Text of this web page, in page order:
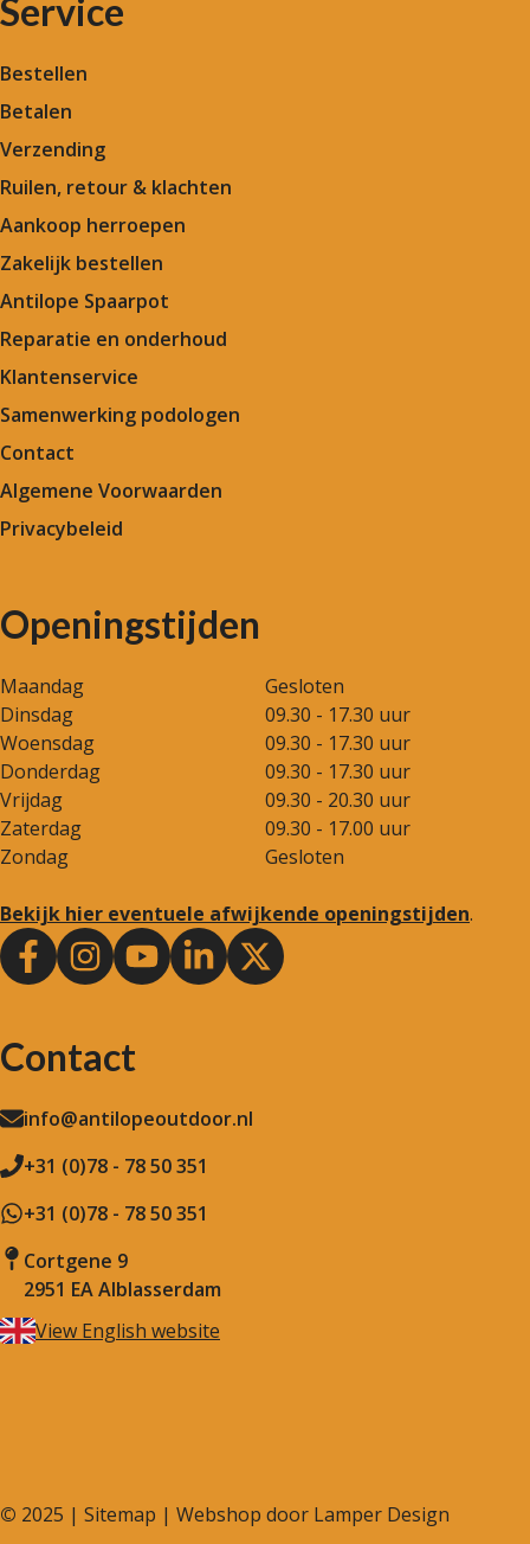
Service
Bestellen
Betalen
Verzending
Ruilen, retour & klachten
Aankoop herroepen
Zakelijk bestellen
Antilope Spaarpot
Reparatie en onderhoud
Klantenservice
Samenwerking podologen
Contact
Algemene Voorwaarden
Privacybeleid
Openingstijden
Maandag
Gesloten
Dinsdag
09.30 - 17.30 uur
Woensdag
09.30 - 17.30 uur
Donderdag
09.30 - 17.30 uur
Vrijdag
09.30 - 20.30 uur
Zaterdag
09.30 - 17.00 uur
Zondag
Gesloten
Bekijk hier eventuele afwijkende openingstijden.
Contact
info@antilopeoutdoor.nl
+31 (0)78 - 78 50 351
+31 (0)78 - 78 50 351
Cortgene 9
2951 EA Alblasserdam
View English website
© 2025 | Sitemap | Webshop door Lamper Design